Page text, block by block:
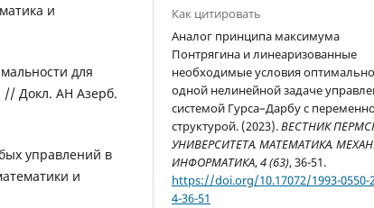
и
для
// Докл. АН Азерб.
управлений в
и
Как цитировать
Аналог принципа максимума
Понтрягина и линеаризованные
необходимые условия
одной нелинейной задаче
системой Гурса–Дарбу с
структурой. (2023).ВЕСТНИК
УНИВЕРСИТЕТА. МАТЕМАТИКА.
ИНФОРМАТИКА,4 (63), 36-51.
https://doi.org/10.17072/1993-0550-
4-36-51